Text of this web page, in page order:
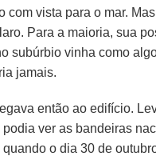
com vista para o mar.
Para a maioria, sua
subúrbio vinha como
jamais.
então ao edifício.
podia ver as bandeiras
o dia 30 de